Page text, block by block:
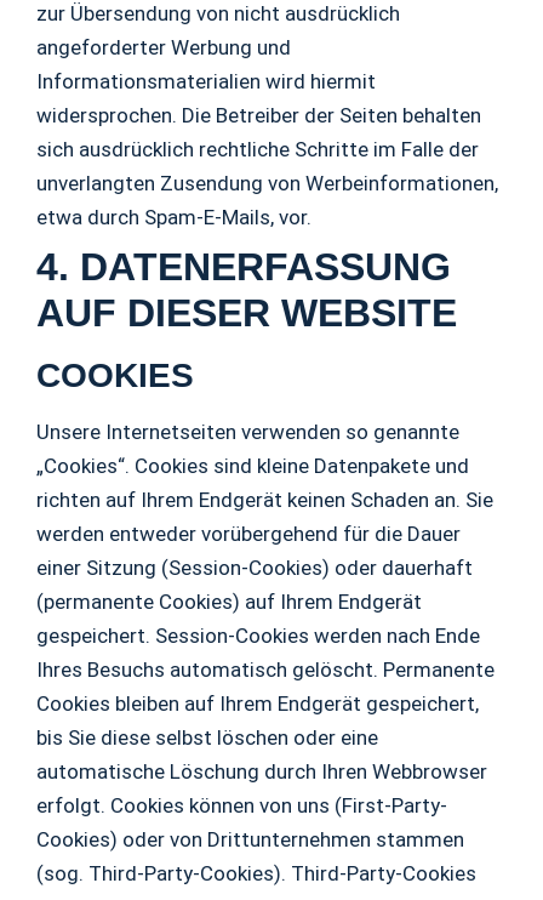
zur Übersendung von nicht ausdrücklich
angeforderter Werbung und
Informationsmaterialien wird hiermit
widersprochen. Die Betreiber der Seiten behalten
sich ausdrücklich rechtliche Schritte im Falle der
unverlangten Zusendung von Werbeinformationen,
etwa durch Spam-E-Mails, vor.
4. DATENERFASSUNG
AUF DIESER WEBSITE
COOKIES
Unsere Internetseiten verwenden so genannte
„Cookies“. Cookies sind kleine Datenpakete und
richten auf Ihrem Endgerät keinen Schaden an. Sie
werden entweder vorübergehend für die Dauer
einer Sitzung (Session-Cookies) oder dauerhaft
(permanente Cookies) auf Ihrem Endgerät
gespeichert. Session-Cookies werden nach Ende
Ihres Besuchs automatisch gelöscht. Permanente
Cookies bleiben auf Ihrem Endgerät gespeichert,
bis Sie diese selbst löschen oder eine
automatische Löschung durch Ihren Webbrowser
erfolgt. Cookies können von uns (First-Party-
Cookies) oder von Drittunternehmen stammen
(sog. Third-Party-Cookies). Third-Party-Cookies